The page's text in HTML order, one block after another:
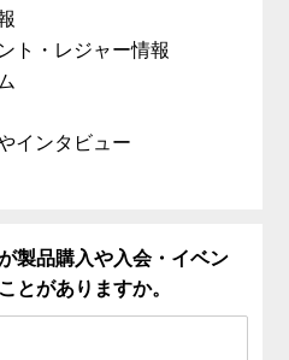
ト・レジャー情報
インタビュー
製品購入や入会・イベン
とがありますか。